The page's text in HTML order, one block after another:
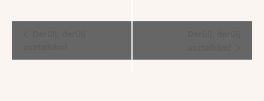
Esemény